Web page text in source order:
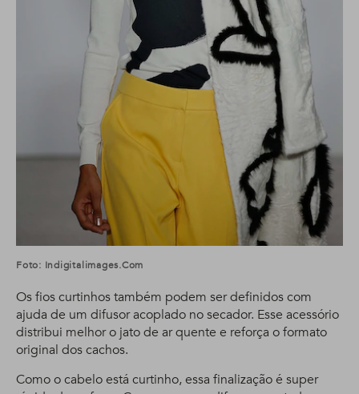
Foto: Indigitalimages.com
Os fios curtinhos também podem ser definidos com
ajuda de um difusor acoplado no secador. Esse acessório
distribui melhor o jato de ar quente e reforça o formato
original dos cachos.
Como o cabelo está curtinho, essa finalização é super